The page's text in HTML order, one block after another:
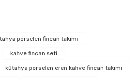
porselen fincan takımı
kahve fincan seti
kütahya porselen eren kahve fincan takımı